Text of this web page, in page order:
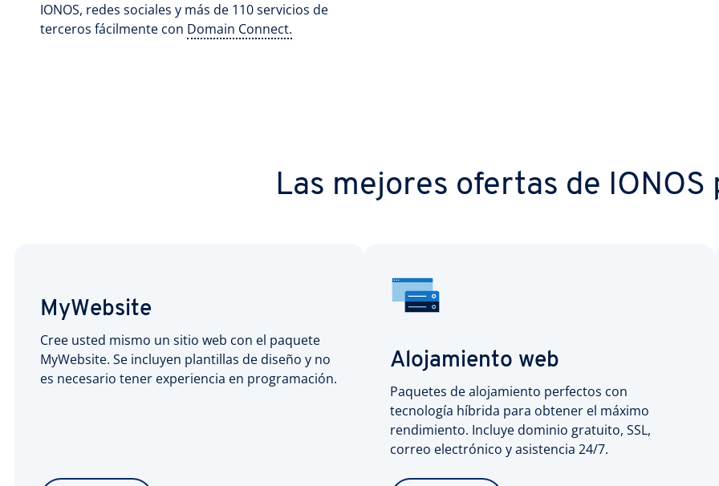
IONOS, redes sociales y más de 110 servicios de
terceros fácilmente con Domain Connect.
Las mejores ofertas de IONOS
MyWebsite
Cree usted mismo un sitio web con el paquete
MyWebsite. Se incluyen plantillas de diseño y no
es necesario tener experiencia en programación.
Alojamiento web
Paquetes de alojamiento perfectos con
tecnología híbrida para obtener el máximo
rendimiento. Incluye dominio gratuito, SSL,
correo electrónico y asistencia 24/7.